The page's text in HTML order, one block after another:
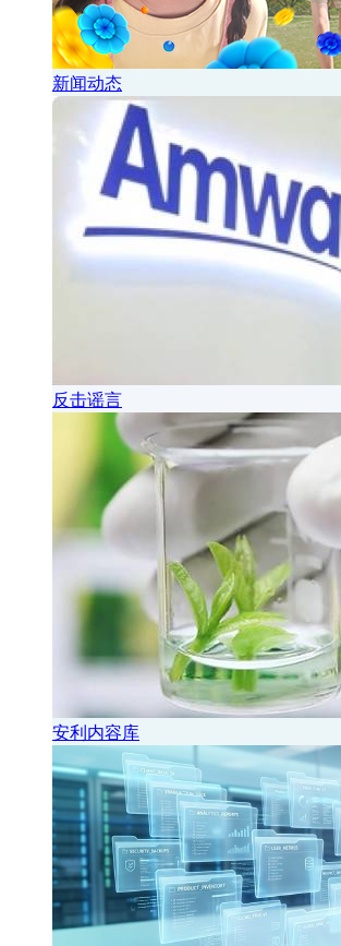
新闻动态
反击谣言
安利内容库